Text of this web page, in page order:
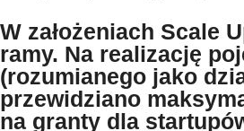
W założeniach Scale
ramy. Na realizację
(rozumianego jako
przewidziano
na granty dla